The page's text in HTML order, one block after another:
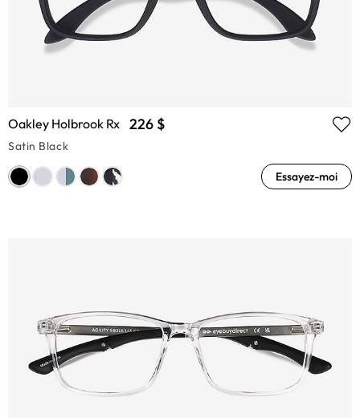
Oakley Holbrook Rx 226 $
Satin Black
Essayez-moi